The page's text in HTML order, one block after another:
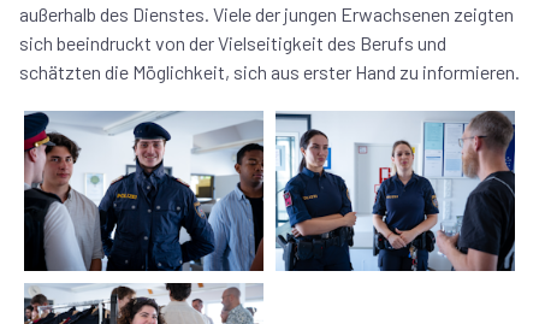
außerhalb des Dienstes. Viele der jungen Erwachsenen zeigten
sich beeindruckt von der Vielseitigkeit des Berufs und
schätzten die Möglichkeit, sich aus erster Hand zu informieren.